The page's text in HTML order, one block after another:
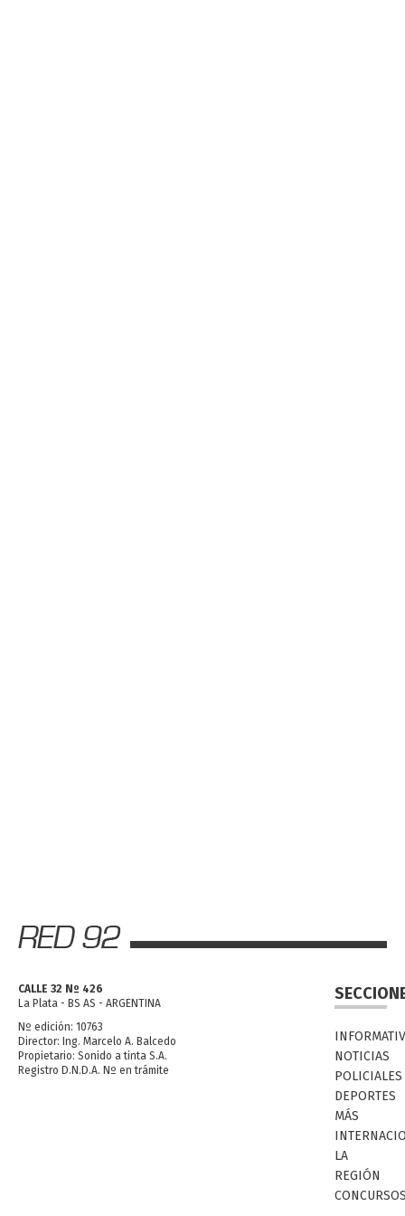
CALLE 32 Nº 426
La Plata - BS AS - ARGENTINA
Nº edición: 10763
Director: Ing. Marcelo A. Balcedo
Propietario: Sonido a tinta S.A.
Registro D.N.D.A. Nº en trámite
NOTICIAS
POLICIALES
DEPORTES
MÁS
LA
REGIÓN